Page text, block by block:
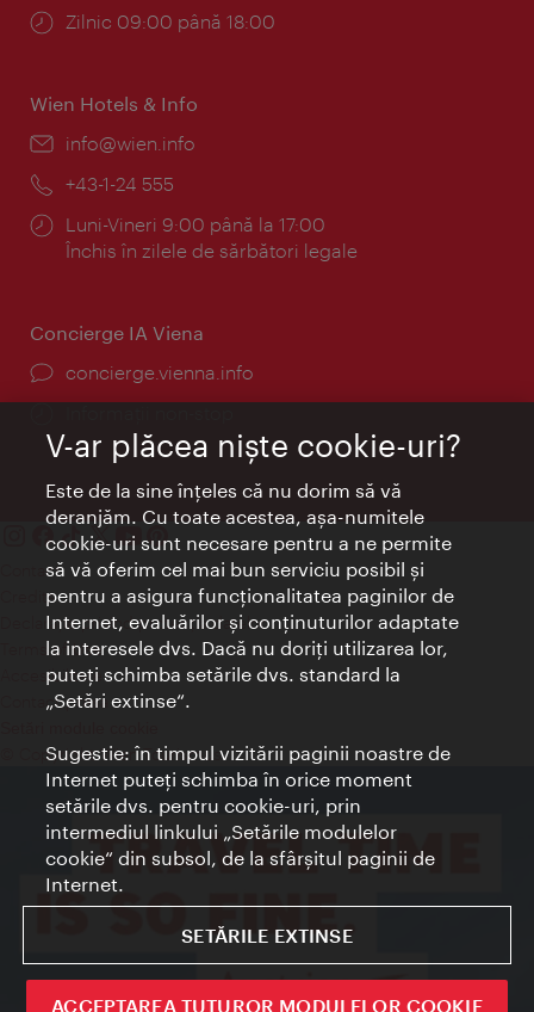
Program:
Zilnic 09:00 până 18:00
Wien Hotels & Info
E-
info@wien.info
Telefon:
+43-1-24 555
Program:
Luni-Vineri 9:00 până la 17:00
Închis în zilele de sărbători legale
Concierge IA Viena
concierge.vienna.info
Contact
Credits
Declaraţie privind protecţia datelor
Terms of Use
Accesibilitate
Contact presa
© Copyright Wien Tourismus
V-ar plăcea nişte cookie-uri?
Este de la sine înţeles că nu dorim să vă
deranjăm. Cu toate acestea, aşa-numitele
cookie-uri sunt necesare pentru a ne permite
să vă oferim cel mai bun serviciu posibil şi
pentru a asigura funcţionalitatea paginilor de
Internet, evaluărilor şi conţinuturilor adaptate
la interesele dvs. Dacă nu doriţi utilizarea lor,
puteţi schimba setările dvs. standard la
„Setări extinse“.
Sugestie: în timpul vizitării paginii noastre de
Internet puteţi schimba în orice moment
setările dvs. pentru cookie-uri, prin
intermediul linkului „Setările modulelor
cookie“ din subsol, de la sfârşitul paginii de
Internet.
SETĂRILE EXTINSE
ACCEPTAREA TUTUROR MODULELOR COOKIE